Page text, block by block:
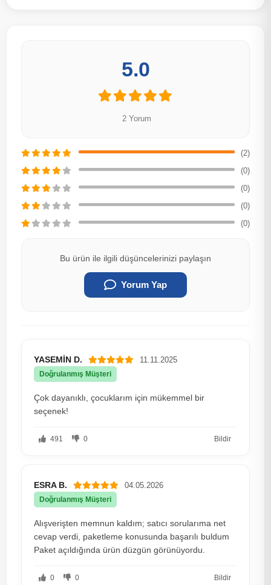
5.0
2 Yorum
(2)
(0)
(0)
(0)
(0)
Bu ürün ile ilgili düşüncelerinizi paylaşın
Yorum Yap
YASEMİN D. 11.11.2025
Doğrulanmış Müşteri
Çok dayanıklı, çocuklarım için mükemmel bir
seçenek!
491 0 Bildir
ESRA B. 04.05.2026
Doğrulanmış Müşteri
Alışverişten memnun kaldım; satıcı sorularıma net
cevap verdi, paketleme konusunda başarılı buldum
Paket açıldığında ürün düzgün görünüyordu.
0 0 Bildir